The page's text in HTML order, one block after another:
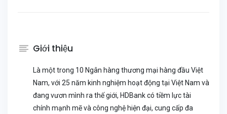
Giới thiệu
Là một trong 10 Ngân hàng thương mại hàng đầu Việt
Nam, với 25 năm kinh nghiệm hoạt động tại Việt Nam và
đang vươn mình ra thế giới, HDBank có tiềm lực tài
chính mạnh mẽ và công nghệ hiện đại, cung cấp đa